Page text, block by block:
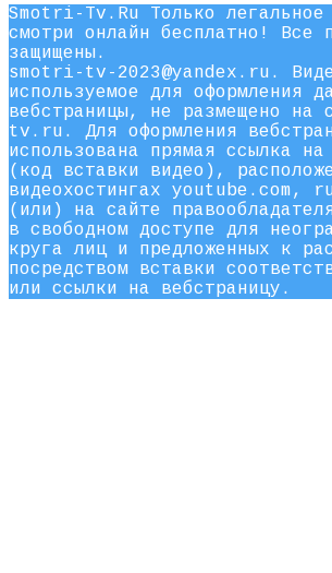
Smotri-Tv.Ru Только
смотри онлайн бесплатно! Все
защищены.
smotri-tv-2023@yandex.ru.
используемое для оформления
вебстраницы, не размещено на
tv.ru. Для оформления
использована прямая ссылка на
(код вставки видео),
видеохостингах youtube.com,
(или) на сайте
в свободном доступе для
круга лиц и предложенных к
посредством вставки
или ссылки на вебстраницу.